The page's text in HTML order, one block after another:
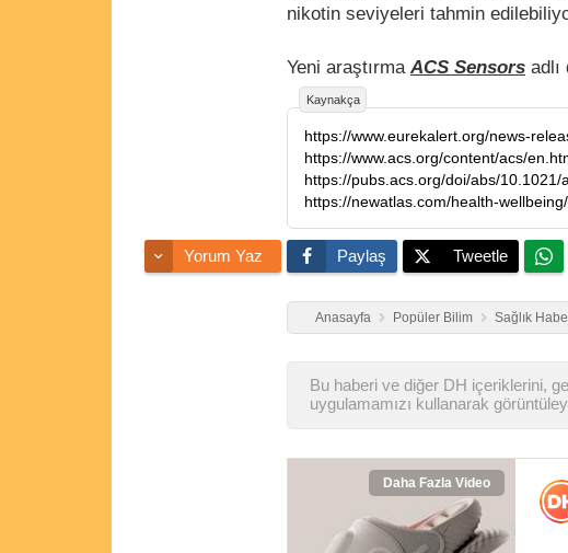
nikotin seviyeleri tahmin
Yeni araştırma ACS Sensors adlı
Kaynakça
https://www.eurekalert.org/news-
https://www.acs.org/content/acs/
https://pubs.acs.org/doi/abs/10.1021/
https://newatlas.com/health-
Yorum Yaz Paylaş Tweetle
Anasayfa Popüler Bilim Sağlık
Bu haberi ve diğer DH içeriklerini,
uygulamamızı kullanarak
Daha Fazla Video